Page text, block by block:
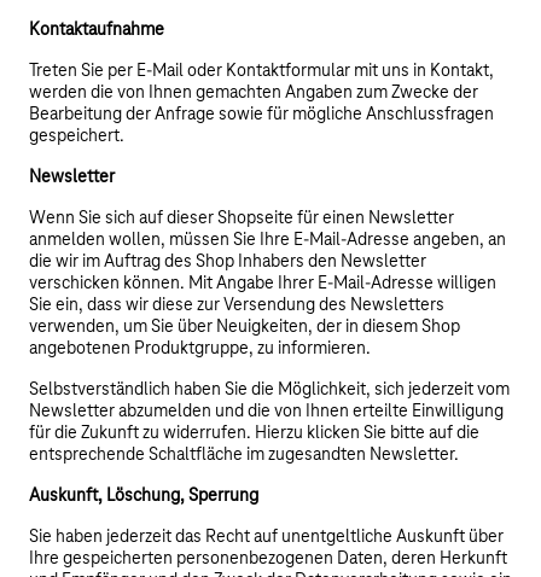
Kontaktaufnahme
Treten Sie per E-Mail oder Kontaktformular mit uns in Kontakt,
werden die von Ihnen gemachten Angaben zum Zwecke der
Bearbeitung der Anfrage sowie für mögliche Anschlussfragen
gespeichert.
Newsletter
Wenn Sie sich auf dieser Shopseite für einen Newsletter
anmelden wollen, müssen Sie Ihre E-Mail-Adresse angeben, an
die wir im Auftrag des Shop Inhabers den Newsletter
verschicken können. Mit Angabe Ihrer E-Mail-Adresse willigen
Sie ein, dass wir diese zur Versendung des Newsletters
verwenden, um Sie über Neuigkeiten, der in diesem Shop
angebotenen Produktgruppe, zu informieren.
Selbstverständlich haben Sie die Möglichkeit, sich jederzeit vom
Newsletter abzumelden und die von Ihnen erteilte Einwilligung
für die Zukunft zu widerrufen. Hierzu klicken Sie bitte auf die
entsprechende Schaltfläche im zugesandten Newsletter.
Auskunft, Löschung, Sperrung
Sie haben jederzeit das Recht auf unentgeltliche Auskunft über
Ihre gespeicherten personenbezogenen Daten, deren Herkunft